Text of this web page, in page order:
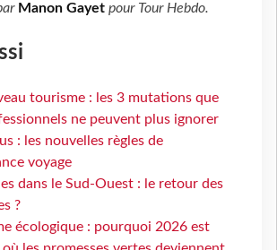
Manon Gayet pour Tour Hebdo.
tourisme : les 3 mutations que
ne peuvent plus ignorer
: les nouvelles règles de
voyage
dans le Sud-Ouest : le retour des
?
écologique : pourquoi 2026 est